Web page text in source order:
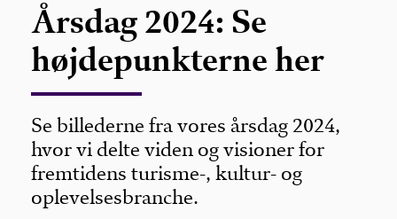
Årsdag 2024: Se
højdepunkterne her
Se billederne fra vores årsdag 2024,
hvor vi delte viden og visioner for
fremtidens turisme-, kultur- og
oplevelsesbranche.